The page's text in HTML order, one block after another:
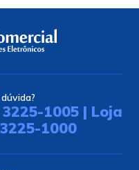
1005 | Loja
1000